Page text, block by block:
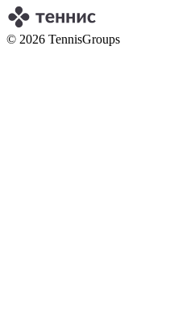
© 2026 TennisGroups